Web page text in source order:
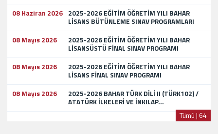
08 Haziran 2026 2025-2026 EĞİTİM ÖĞRETİM YILI BAHAR
LİSANS BÜTÜNLEME SINAV PROGRAMLARI
08 Mayıs 2026
2025-2026 EĞİTİM ÖĞRETİM YILI BAHAR
LİSANSÜSTÜ FİNAL SINAV PROGRAMI
08 Mayıs 2026
2025-2026 EĞİTİM ÖĞRETİM YILI BAHAR
LİSANS FİNAL SINAV PROGRAMI
08 Mayıs 2026
2025-2026 BAHAR TÜRK DİLİ II (TÜRK102) /
ATATÜRK İLKELERİ VE İNKILAP...
Tümü | 64